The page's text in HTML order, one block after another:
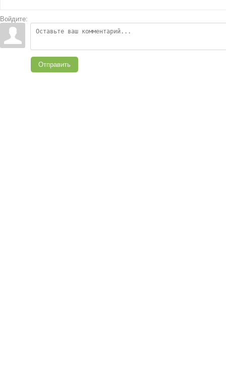
Войдите:
Отправить